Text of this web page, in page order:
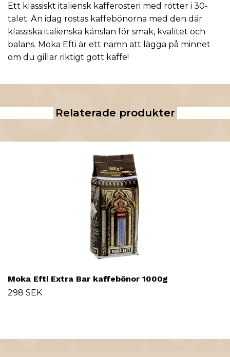
Ett klassiskt italiensk kafferosteri med rötter i 30-
talet. Än idag rostas kaffebönorna med den där
klassiska italienska känslan för smak, kvalitet och
balans. Moka Efti är ett namn att lägga på minnet
om du gillar riktigt gott kaffe!
Relaterade produkter
Moka Efti Extra Bar kaffebönor 1000g
298 SEK